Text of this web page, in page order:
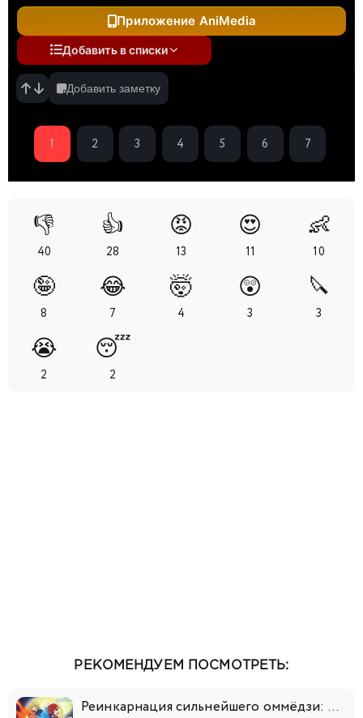
Приложение AniMedia
Добавить в списки
Добавить заметку
1 2 3 4 5 6 7
👎
40
👍
28
😡
13
😍
11
👶
10
🤪
8
😂
7
🤯
4
😲
3
🔪
3
😭
2
😴
2
РЕКОМЕНДУЕМ ПОСМОТРЕТЬ:
Реинкарнация сильнейшего оммёдзи: Эти монстры слишком слабы по сравнению с моим ёкаем